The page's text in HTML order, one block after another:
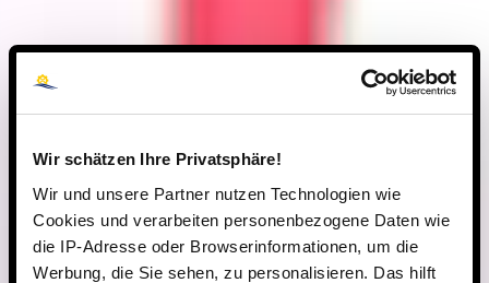
Wir schätzen Ihre Privatsphäre!
Wir und unsere Partner nutzen Technologien wie
Cookies und verarbeiten personenbezogene Daten wie
die IP-Adresse oder Browserinformationen, um die
Werbung, die Sie sehen, zu personalisieren. Das hilft